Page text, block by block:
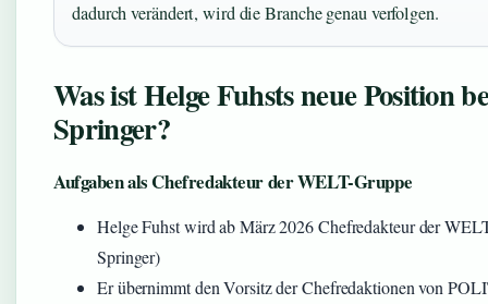
dadurch verändert, wird die Branche genau verfolgen.
Was ist Helge Fuhsts neue Position
Springer?
Aufgaben als Chefredakteur der WELT-Gruppe
Helge Fuhst wird ab März 2026 Chefredakteur der
Springer)
Er übernimmt den Vorsitz der Chefredaktionen von